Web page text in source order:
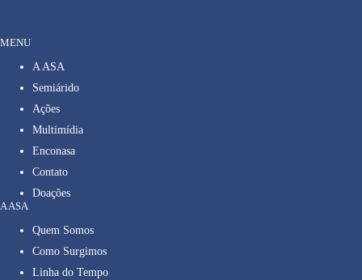
MENU
A ASA
Semiárido
Ações
Multimídia
Enconasa
Contato
Doações
A ASA
Quem Somos
Como Surgimos
Linha do Tempo